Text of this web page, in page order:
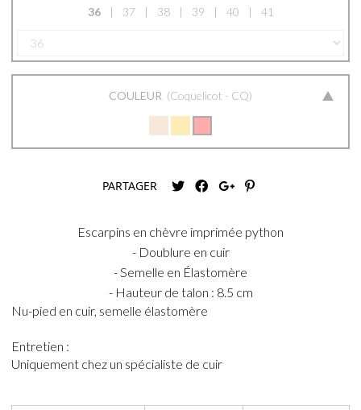
36 37 38 39 40 41
COULEUR Coquelicot - CQ
PARTAGER
Escarpins en chèvre imprimée python
- Doublure en cuir
- Semelle en Élastomère
- Hauteur de talon : 8.5 cm
Nu-pied en cuir, semelle élastomère
Entretien :
Uniquement chez un spécialiste de cuir